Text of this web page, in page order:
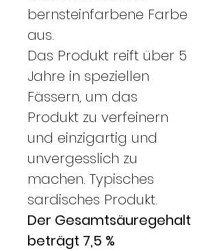
bernsteinfarbene Farbe
aus.
Das Produkt reift über 5
Jahre in speziellen
Fässern, um das
Produkt zu verfeinern
und einzigartig und
unvergesslich zu
machen. Typisches
sardisches Produkt.
Der Gesamtsäuregehalt
beträgt 7,5 %